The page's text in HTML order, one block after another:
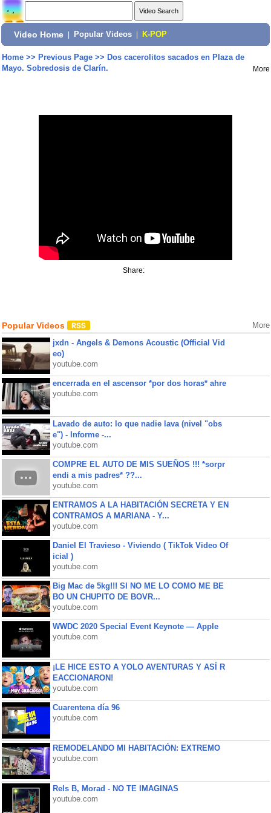
Video Home Popular Videos K-POP
Home>> Previous Page>> Dos cacerolitos sacados en Plaza de
Mayo. Sobredosis de Clarín.
More
Share:
Popular Videos More
jxdn - Angels & Demons Acoustic (Official Vid
eo)
youtube.com
encerrada en el ascensor *por dos horas* ahre
youtube.com
Lavado de auto: lo que nadie lava (nivel "obs
e") - Informe -...
youtube.com
COMPRE EL AUTO DE MIS SUEÑOS !!! *sorpr
endi a mis padres* ??...
youtube.com
ENTRAMOS A LA HABITACIÓN SECRETA Y EN
CONTRAMOS A MARIANA - Y...
youtube.com
Daniel El Travieso - Viviendo ( TikTok Video Of
icial )
youtube.com
Big Mac de 5kg!!! SI NO ME LO COMO ME BE
BO UN CHUPITO DE BOVR...
youtube.com
WWDC 2020 Special Event Keynote — Apple
youtube.com
¡LE HICE ESTO A YOLO AVENTURAS Y ASÍ R
EACCIONARON!
youtube.com
Cuarentena día 96
youtube.com
REMODELANDO MI HABITACIÓN: EXTREMO
youtube.com
Rels B, Morad - NO TE IMAGINAS
youtube.com